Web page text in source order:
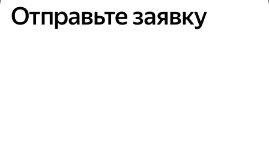
Отправьте заявку